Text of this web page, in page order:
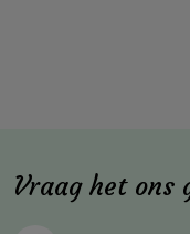
Vraag het ons